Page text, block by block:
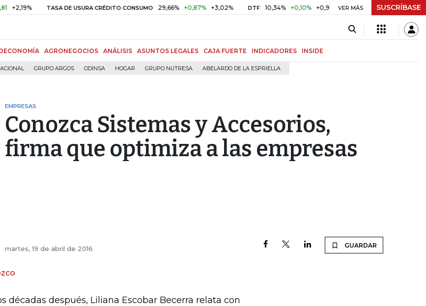
TASA DE USURA CRÉDITO CONSUMO 29,66% +0,87% +3,02% DTF 10,34% +0,10% +0,98% UVR $ 416,96 +$ 0,05 +0,01%
VER MÁS SUSCRÍBASE
AGRONEGOCIOS ANÁLISIS ASUNTOS LEGALES CAJA FUERTE INDICADORES INSIDE
GRUPO ARGOS ODINSA HOGAR GRUPO NUTRESA ABELARDO DE LA ESPRIELLA
EMPRESAS
Conozca Sistemas y Accesorios,
firma que optimiza a las empresas
martes, 19 de abril de 2016 GUARDAR
décadas después, Liliana Escobar Becerra relata con